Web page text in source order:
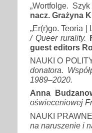
„Wortfolge.
nacz. Grażyna
„Er(r)go. Teoria
/ Queer rurality.
guest editors
NAUKI O
donatora.
1989–2020.
Anna
oświeceniowej
NAUKI
na naruszenie i